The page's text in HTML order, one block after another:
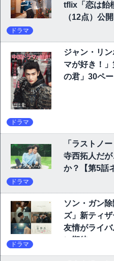
tflix「恋は飴
（12点）公開
ドラマ
ジャン・リ
マが好き！
の君」30ペ
ドラマ
「ラストノ
寺西拓人だ
か？【第5話
ドラマ
ソン・ガン
ズ」新ティ
友情がライ
に期待
ドラマ